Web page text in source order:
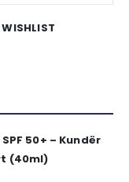
50+ – Kundër
(40ml)